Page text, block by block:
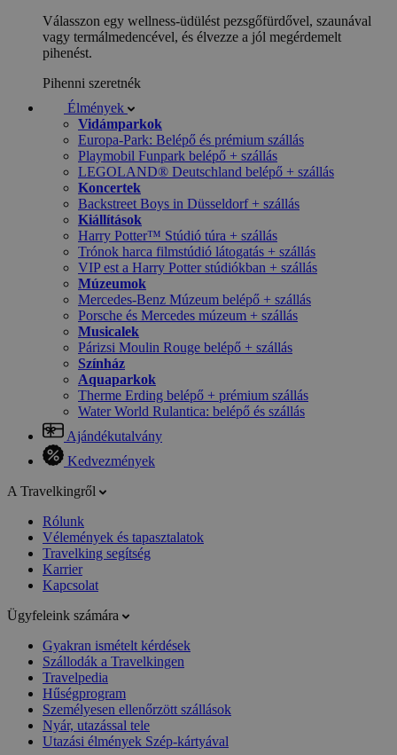
Válasszon egy wellness-üdülést pezsgőfürdővel, szaunával
vagy termálmedencével, és élvezze a jól megérdemelt
pihenést.
Pihenni szeretnék
Élmények
Vidámparkok
Europa-Park: Belépő és prémium szállás
Playmobil Funpark belépő + szállás
LEGOLAND® Deutschland belépő + szállás
Koncertek
Backstreet Boys in Düsseldorf + szállás
Kiállítások
Harry Potter™ Stúdió túra + szállás
Trónok harca filmstúdió látogatás + szállás
VIP est a Harry Potter stúdiókban + szállás
Múzeumok
Mercedes-Benz Múzeum belépő + szállás
Porsche és Mercedes múzeum + szállás
Musicalek
Párizsi Moulin Rouge belépő + szállás
Színház
Aquaparkok
Therme Erding belépő + prémium szállás
Water World Rulantica: belépő és szállás
Ajándékutalvány
Kedvezmények
A Travelkingről
Rólunk
Vélemények és tapasztalatok
Travelking segítség
Karrier
Kapcsolat
Ügyfeleink számára
Gyakran ismételt kérdések
Szállodák a Travelkingen
Travelpedia
Hűségprogram
Személyesen ellenőrzött szállások
Nyár, utazással tele
Utazási élmények Szép-kártyával